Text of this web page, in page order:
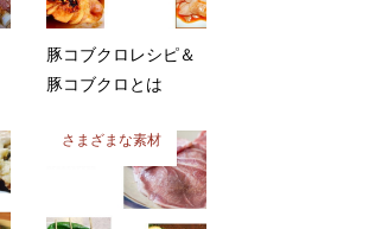
豚コブクロレシピ＆
豚コブクロとは
さまざまな素材